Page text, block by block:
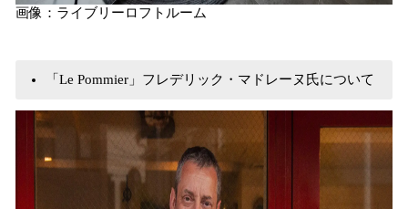
画像：ライブリーロフトルーム
​「Le Pommier」フレデリック・マドレーヌ氏について